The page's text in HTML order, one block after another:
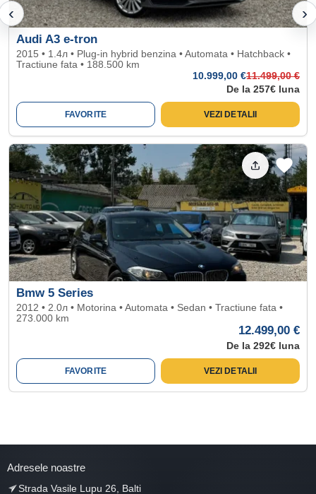
‹ ›
Audi A3 e-tron
2015 • 1.4л • Plug-in hybrid benzina • Automata • Hatchback •
Tractiune fata • 188.500 km
10.999,00 €11.499,00 €
De la 257€ luna
FAVORITE VEZI DETALII
Bmw 5 Series
2012 • 2.0л • Motorina • Automata • Sedan • Tractiune fata •
273.000 km
12.499,00 €
De la 292€ luna
FAVORITE VEZI DETALII
Adresele noastre
Strada Vasile Lupu 26, Balti